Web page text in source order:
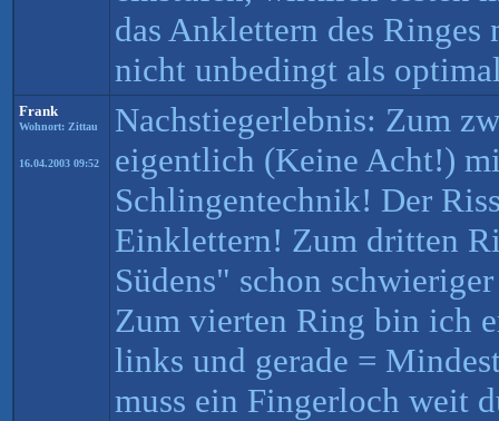
das Anklettern des Ringes
nicht unbedingt als
Frank
Wohnort: Zittau
16.04.2003 09:52
Nachstiegerlebnis: Zum
eigentlich (Keine Acht!)
Schlingentechnik! Der
Einklettern! Zum dritten
Südens" schon
Zum vierten Ring bin ich
links und gerade =
muss ein Fingerloch weit